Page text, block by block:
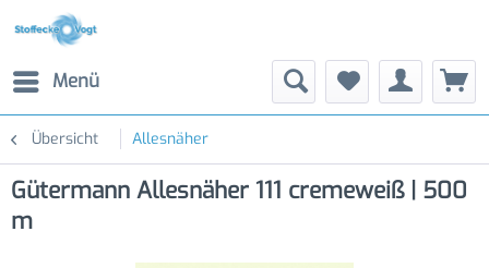
Menü
Übersicht Allesnäher
Gütermann Allesnäher 111 cremeweiß | 500
m